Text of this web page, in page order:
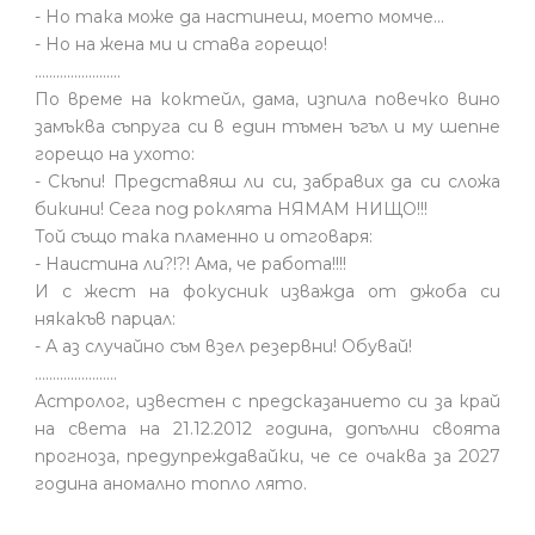
- Но така може да настинеш, моето момче…
- Но на жена ми и става горещо!
........................
По време на коктейл, дама, изпила повечко вино
замъква съпруга си в един тъмен ъгъл и му шепне
горещо на ухото:
- Скъпи! Представяш ли си, забравих да си сложа
бикини! Сега под роклята НЯМАМ НИЩО!!!
Той също така пламенно и отговаря:
- Наистина ли?!?! Ама, че работа!!!!
И с жест на фокусник изважда от джоба си
някакъв парцал:
- А аз случайно съм взел резервни! Обувай!
.......................
Астролог, известен с предсказанието си за край
на света на 21.12.2012 година, допълни своята
прогноза, предупреждавайки, че се очаква за 2027
година аномално топло лято.